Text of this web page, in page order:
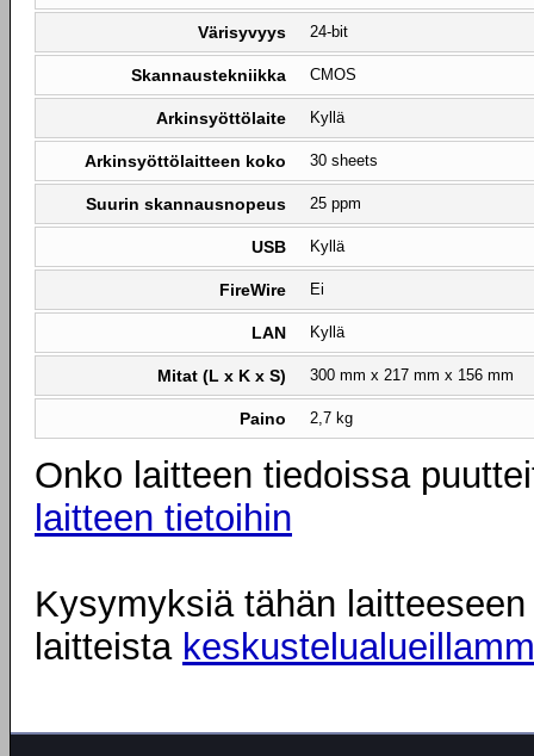
Värisyvyys 24-bit
Skannaustekniikka CMOS
Arkinsyöttölaite Kyllä
Arkinsyöttölaitteen koko 30 sheets
Suurin skannausnopeus 25 ppm
USB Kyllä
FireWire Ei
LAN Kyllä
Mitat (L x K x S) 300 mm x 217 mm x 156 mm
Paino 2,7 kg
Onko laitteen tiedoissa
laitteen tietoihin
Kysymyksiä tähän
laitteista